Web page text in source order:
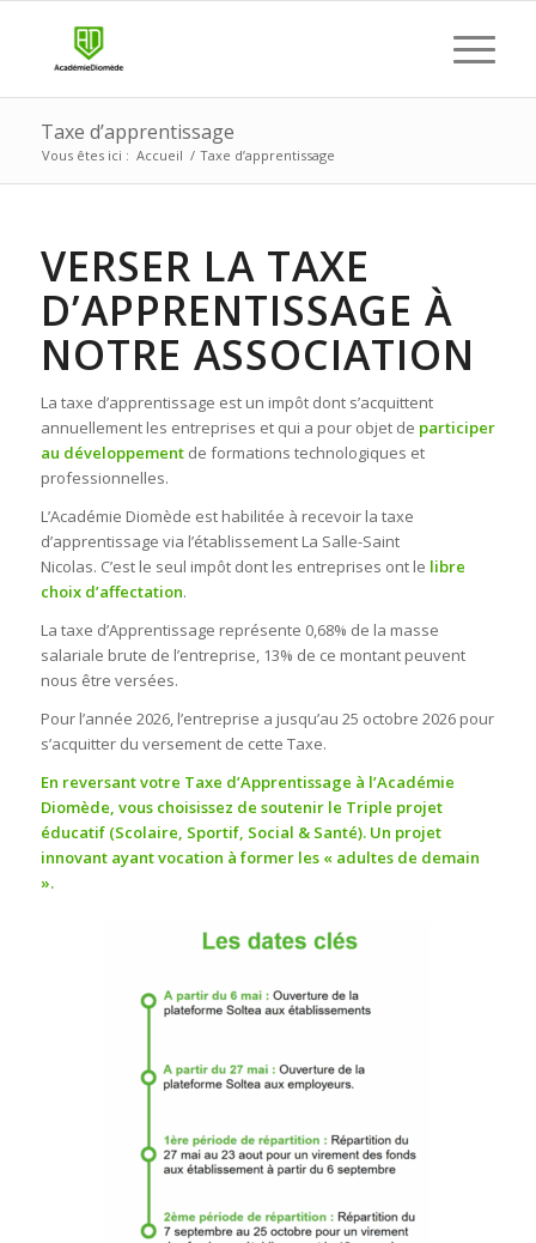
Taxe d’apprentissage
Vous êtes ici : Accueil / Taxe d’apprentissage
VERSER LA TAXE
D’APPRENTISSAGE À
NOTRE ASSOCIATION
La taxe d’apprentissage est un impôt dont s’acquittent
annuellement les entreprises et qui a pour objet de participer
au développementde formations technologiques et
professionnelles.
L’Académie Diomède est habilitée à recevoir la taxe
d’apprentissage via l’établissement La Salle-Saint
Nicolas. C’est le seul impôt dont les entreprises ont le libre
choix d’affectation.
La taxe d’Apprentissage représente 0,68% de la masse
salariale brute de l’entreprise, 13% de ce montant peuvent
nous être versées.
Pour l’année 2026, l’entreprise a jusqu’au 25 octobre 2026 pour
s’acquitter du versement de cette Taxe.
En reversant votre Taxe d’Apprentissage à l’Académie
Diomède, vous choisissez de soutenir le Triple projet
éducatif (Scolaire, Sportif, Social & Santé). Un projet
innovant ayant vocation à former les « adultes de demain
».